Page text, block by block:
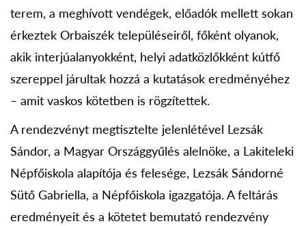
terem, a meghívott vendégek, előadók mellett sokan
érkeztek Orbaiszék településeiről, főként olyanok,
akik interjúalanyokként, helyi adatközlőkként kútfő
szereppel járultak hozzá a kutatások eredményéhez
– amit vaskos kötetben is rögzítettek.
A rendezvényt megtisztelte jelenlétével Lezsák
Sándor, a Magyar Országgyűlés alelnöke, a Lakiteleki
Népfőiskola alapítója és felesége, Lezsák Sándorné
Sütő Gabriella, a Népfőiskola igazgatója. A feltárás
eredményeit és a kötetet bemutató rendezvény